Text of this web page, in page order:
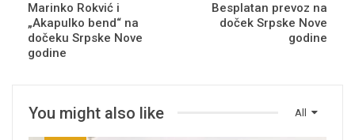
Marinko Rokvić i
„Akapulko bend“ na
dočeku Srpske Nove
godine
Besplatan prevoz na
doček Srpske Nove
godine
All
You might also like